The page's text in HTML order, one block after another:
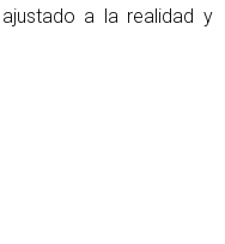
a la realidad y